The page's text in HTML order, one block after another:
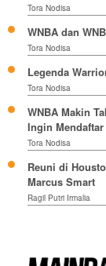
Tora Nodisa
WNBA dan
Tora Nodisa
Legenda
Tora Nodisa
WNBA Makin
Ingin Mendaftar
Tora Nodisa
Reuni di
Marcus Smart
Ragil Putri Irmalia